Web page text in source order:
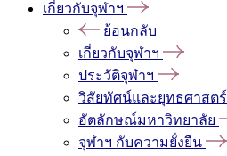
เกี่ยวกับจุฬาฯ
ย้อนกลับ
เกี่ยวกับจุฬาฯ
ประวัติจุฬาฯ
วิสัยทัศน์และยุทธศาสตร์
อัตลักษณ์มหาวิทยาลัย
จุฬาฯ กับความยั่งยืน